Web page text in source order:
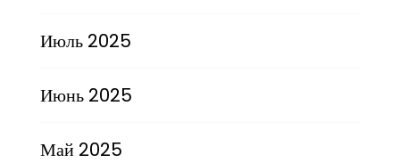
Июль 2025
Июнь 2025
Май 2025